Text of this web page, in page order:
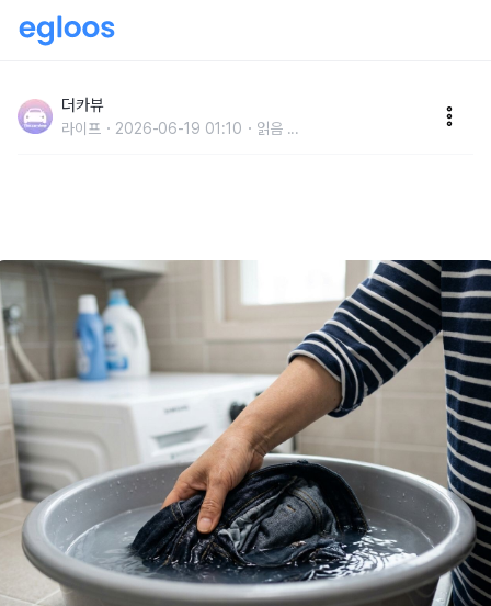
빨래 한번 해보세요..색이 오래 유지됩니다
더카뷰
라이프 2026-06-19 01:10 읽음 ...